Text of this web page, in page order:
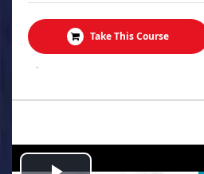
Take This Course
.